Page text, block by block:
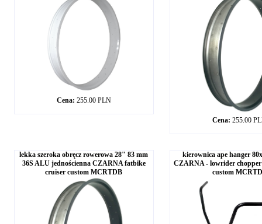
Cena: 255.00 PLN
Cena: 255.00
lekka szeroka obręcz rowerowa 28" 83 mm
36S ALU jednościenna CZARNA fatbike
cruiser custom MCRTDB
kierownica ape hanger
CZARNA - lowrider
custom